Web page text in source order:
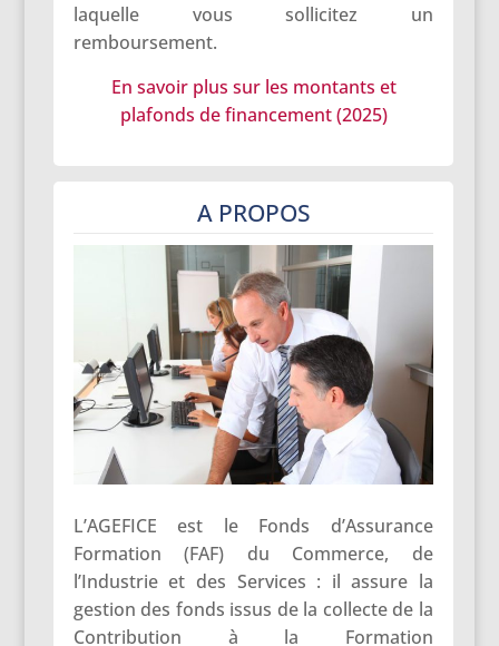
laquelle vous sollicitez un
remboursement.
En savoir plus sur les montants et
plafonds de financement (2025)
A PROPOS
L’AGEFICE est le Fonds d’Assurance
Formation (FAF) du Commerce, de
l’Industrie et des Services : il assure la
gestion des fonds issus de la collecte de la
Contribution à la Formation